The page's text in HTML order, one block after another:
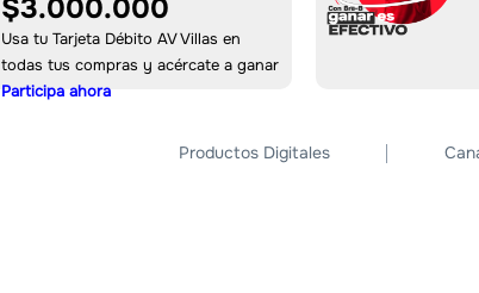
$3.000.000
Usa tu Tarjeta Débito AV Villas en
todas tus compras y acércate a ganar
Participa ahora
Productos Digitales